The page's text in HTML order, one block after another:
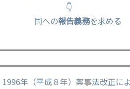
👇
国への報告義務を求める
1996年（平成８年）薬事法改正に